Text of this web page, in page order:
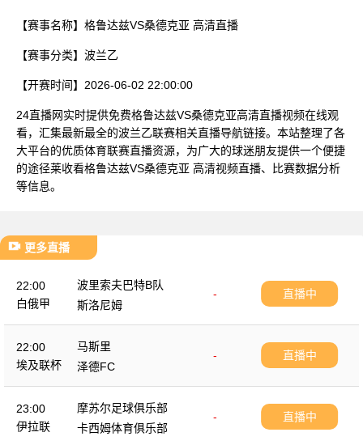
【赛事名称】 格鲁达兹VS桑德克亚 高清直播
【赛事分类】 波兰乙
【开赛时间】 2026-06-02 22:00:00
24直播网实时提供免费格鲁达兹VS桑德克亚高清直播视频在线观
看，汇集最新最全的波兰乙联赛相关直播导航链接。本站整理了各
大平台的优质体育联赛直播资源，为广大的球迷朋友提供一个便捷
的途径莱收看格鲁达兹VS桑德克亚 高清视频直播、比赛数据分析
等信息。
更多直播
22:00
白俄甲
波里索夫巴特B队
-
斯洛尼姆
直播中
22:00
埃及联杯
马斯里
-
泽德FC
直播中
23:00
伊拉联
摩苏尔足球俱乐部
-
卡西姆体育俱乐部
直播中